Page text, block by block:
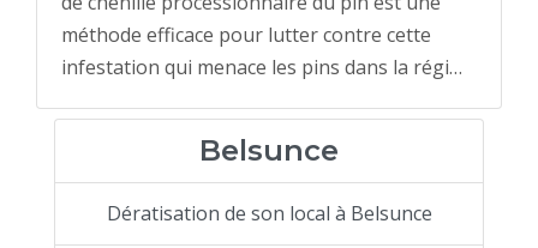
méthode efficace pour lutter contre cette
infestation qui menace les pins dans la régi…
Belsunce
Dératisation de son local à Belsunce